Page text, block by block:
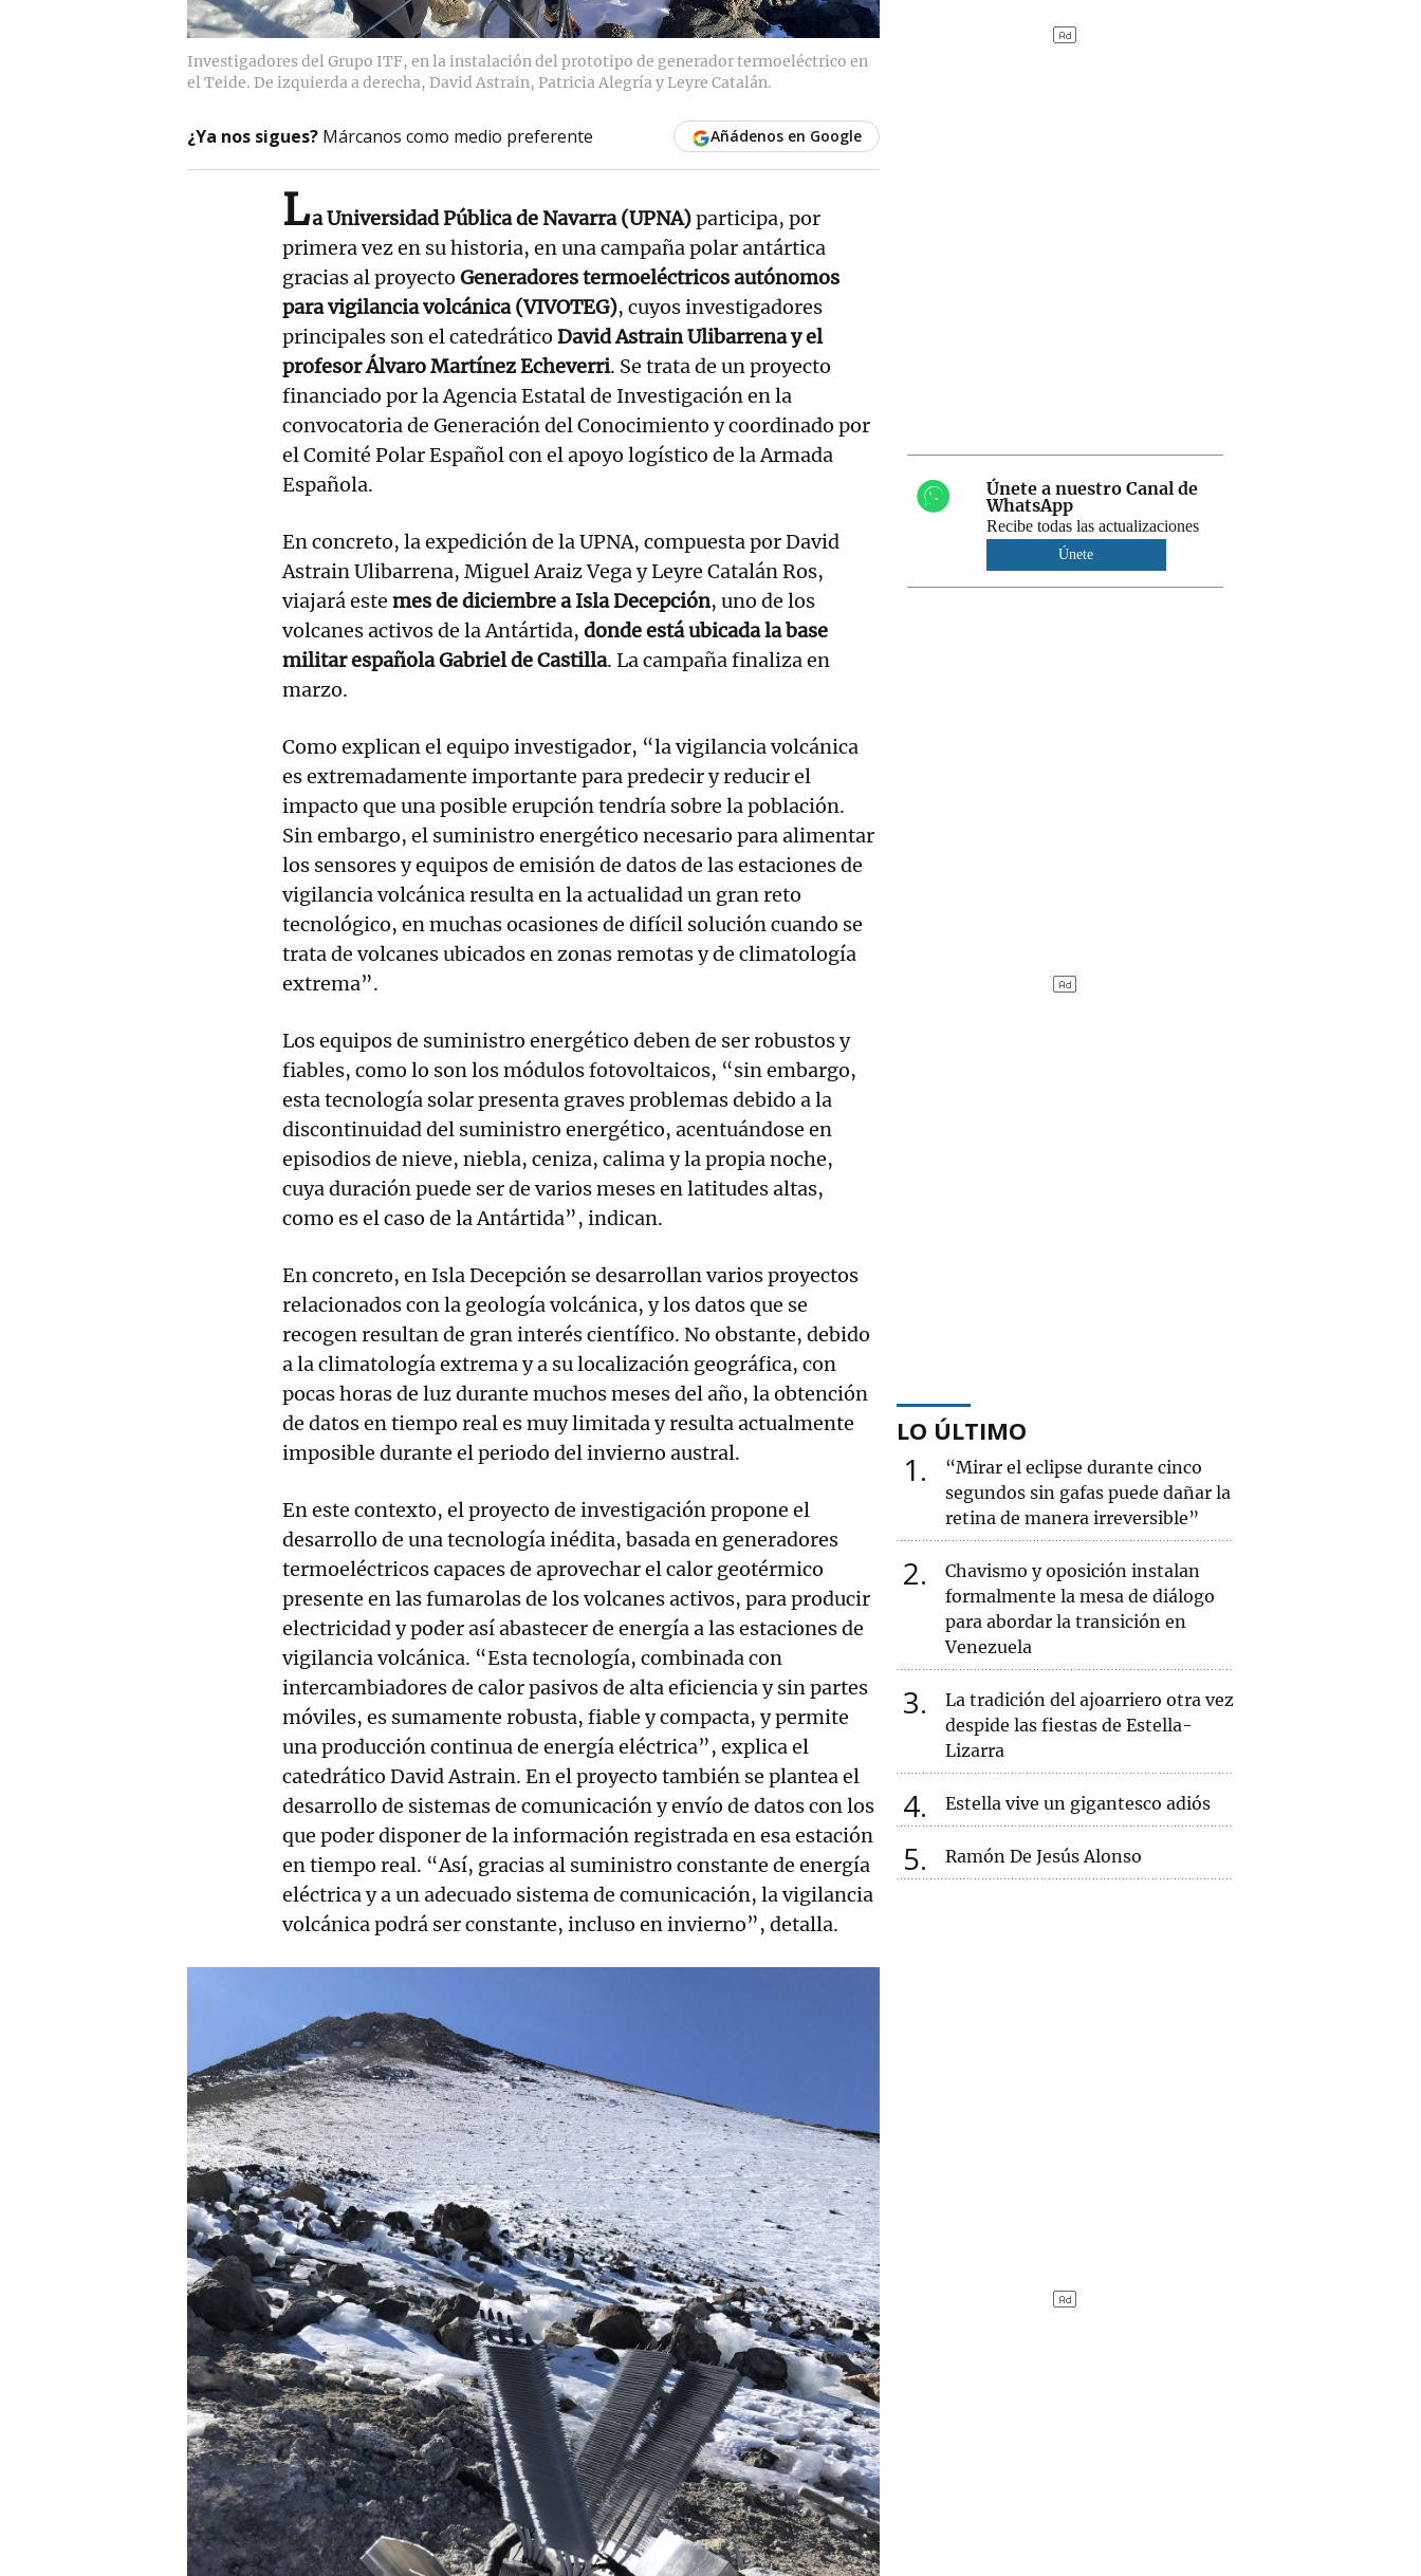
Investigadores del Grupo ITF, en la instalación del prototipo de generador termoeléctrico en
el Teide. De izquierda a derecha, David Astrain, Patricia Alegría y Leyre Catalán.
¿Ya nos sigues? Márcanos como medio preferente Añádenos en Google
La Universidad Pública de Navarra (UPNA)participa, por
primera vez en su historia, en una campaña polar antártica
gracias al proyecto Generadores termoeléctricos autónomos
para vigilancia volcánica (VIVOTEG), cuyos investigadores
principales son el catedrático David Astrain Ulibarrena y el
profesor Álvaro Martínez Echeverri. Se trata de un proyecto
financiado por la Agencia Estatal de Investigación en la
convocatoria de Generación del Conocimiento y coordinado por
el Comité Polar Español con el apoyo logístico de la Armada
Española.
En concreto, la expedición de la UPNA, compuesta por David
Astrain Ulibarrena, Miguel Araiz Vega y Leyre Catalán Ros,
viajará este mes de diciembre a Isla Decepción, uno de los
volcanes activos de la Antártida, donde está ubicada la base
militar española Gabriel de Castilla. La campaña finaliza en
marzo.
Como explican el equipo investigador, “la vigilancia volcánica
es extremadamente importante para predecir y reducir el
impacto que una posible erupción tendría sobre la población.
Sin embargo, el suministro energético necesario para alimentar
los sensores y equipos de emisión de datos de las estaciones de
vigilancia volcánica resulta en la actualidad un gran reto
tecnológico, en muchas ocasiones de difícil solución cuando se
trata de volcanes ubicados en zonas remotas y de climatología
extrema”.
Los equipos de suministro energético deben de ser robustos y
fiables, como lo son los módulos fotovoltaicos, “sin embargo,
esta tecnología solar presenta graves problemas debido a la
discontinuidad del suministro energético, acentuándose en
episodios de nieve, niebla, ceniza, calima y la propia noche,
cuya duración puede ser de varios meses en latitudes altas,
como es el caso de la Antártida”, indican.
En concreto, en Isla Decepción se desarrollan varios proyectos
relacionados con la geología volcánica, y los datos que se
recogen resultan de gran interés científico. No obstante, debido
a la climatología extrema y a su localización geográfica, con
pocas horas de luz durante muchos meses del año, la obtención
de datos en tiempo real es muy limitada y resulta actualmente
imposible durante el periodo del invierno austral.
En este contexto, el proyecto de investigación propone el
desarrollo de una tecnología inédita, basada en generadores
termoeléctricos capaces de aprovechar el calor geotérmico
presente en las fumarolas de los volcanes activos, para producir
electricidad y poder así abastecer de energía a las estaciones de
vigilancia volcánica. “Esta tecnología, combinada con
intercambiadores de calor pasivos de alta eficiencia y sin partes
móviles, es sumamente robusta, fiable y compacta, y permite
una producción continua de energía eléctrica”, explica el
catedrático David Astrain. En el proyecto también se plantea el
desarrollo de sistemas de comunicación y envío de datos con los
que poder disponer de la información registrada en esa estación
en tiempo real. “Así, gracias al suministro constante de energía
eléctrica y a un adecuado sistema de comunicación, la vigilancia
volcánica podrá ser constante, incluso en invierno”, detalla.
Únete a nuestro Canal de
WhatsApp
Recibe todas las actualizaciones
Únete
LO ÚLTIMO
1
“Mirar el eclipse durante cinco
segundos sin gafas puede dañar la
retina de manera irreversible”
2
Chavismo y oposición instalan
formalmente la mesa de diálogo
para abordar la transición en
Venezuela
3
La tradición del ajoarriero otra vez
despide las fiestas de Estella-
Lizarra
4 Estella vive un gigantesco adiós
5 Ramón De Jesús Alonso